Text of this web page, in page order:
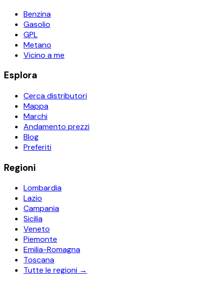
Benzina
Gasolio
GPL
Metano
Vicino a me
Esplora
Cerca distributori
Mappa
Marchi
Andamento prezzi
Blog
Preferiti
Regioni
Lombardia
Lazio
Campania
Sicilia
Veneto
Piemonte
Emilia-Romagna
Toscana
Tutte le regioni →